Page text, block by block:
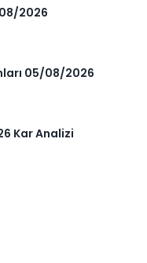
2026
05/08/2026
Kar Analizi